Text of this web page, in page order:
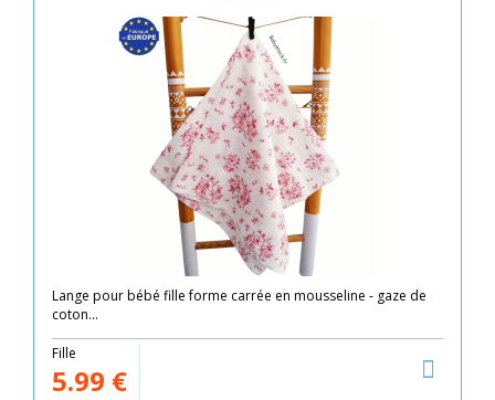
Lange pour bébé fille forme carrée en mousseline - gaze de
coton...
Fille
5.99 €